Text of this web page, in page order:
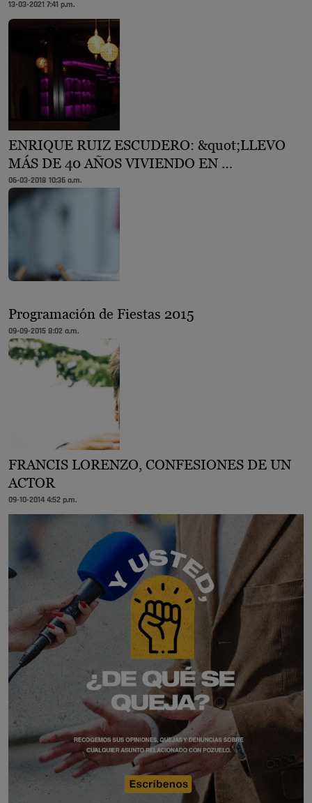
13-03-2021 7:41 p.m.
ENRIQUE RUIZ ESCUDERO: &quot;LLEVO
MÁS DE 40 AÑOS VIVIENDO EN …
06-03-2018 10:36 a.m.
Programación de Fiestas 2015
09-09-2015 8:02 a.m.
FRANCIS LORENZO, CONFESIONES DE UN
ACTOR
09-10-2014 4:52 p.m.